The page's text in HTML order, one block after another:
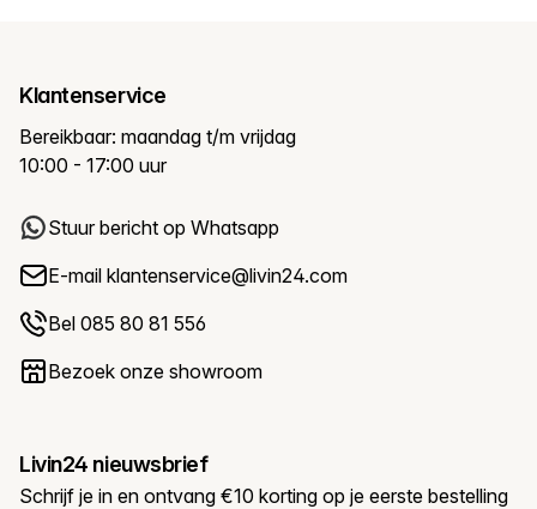
Klantenservice
Bereikbaar: maandag t/m vrijdag
10:00 - 17:00 uur
Stuur bericht op Whatsapp
E-mail klantenservice@livin24.com
Bel 085 80 81 556
Bezoek onze showroom
Livin24 nieuwsbrief
Schrijf je in en ontvang €10 korting op je eerste bestelling